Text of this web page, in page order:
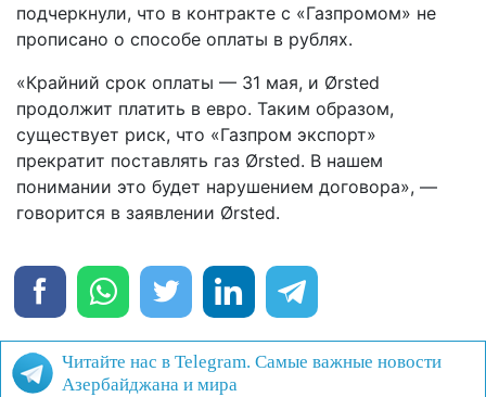
подчеркнули, что в контракте с «Газпромом» не
прописано о способе оплаты в рублях.
«Крайний срок оплаты — 31 мая, и Ørsted
продолжит платить в евро. Таким образом,
существует риск, что «Газпром экспорт»
прекратит поставлять газ Ørsted. В нашем
понимании это будет нарушением договора», —
говорится в заявлении Ørsted.
Читайте нас в Telegram. Самые важные новости
Азербайджана и мира